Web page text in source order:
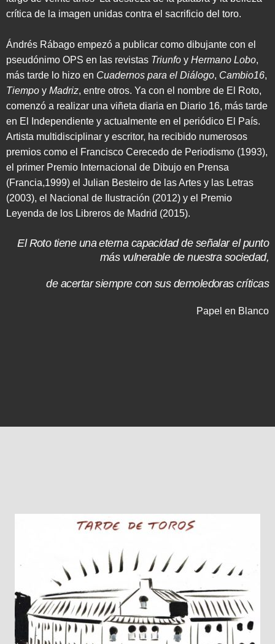
crítica de la imagen unidas contra el sacrificio del toro.
Ándrés Rábago empezó a publicar como dibujante con el
pseudónimo OPS en las revistas Triunfo y Hermano Lobo,
más tarde lo hizo en Cuadernos para el Diálogo, Cambio16,
Tiempo y Madriz, entre otros. Ya con el nombre de El Roto,
comenzó a realizar una viñeta diaria en Diario 16, más tarde
en El Independiente y actualmente en el periódico El País.
Artista multidisciplinar y escritor, ha recibido numerosos
premios como el Francisco Cerecedo de Periodismo (1993),
el primer Premio Internacional de Dibujo en Prensa
(Francia,1999) el Julian Besteiro de las Artes y las Letras
(2003), el Nacional de Ilustración (2012) y el Premio
Leyenda de los Libreros de Madrid (2015).
El Roto tiene una eterna capacidad de señalar el punto
más vulnerable de nuestra sociedad,
de acertar siempre con sus demoledoras críticas
Papel en Blanco